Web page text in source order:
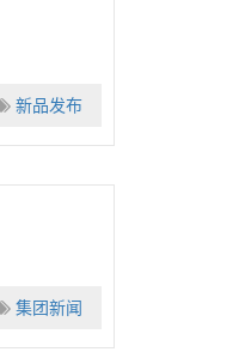
新品发布
集团新闻